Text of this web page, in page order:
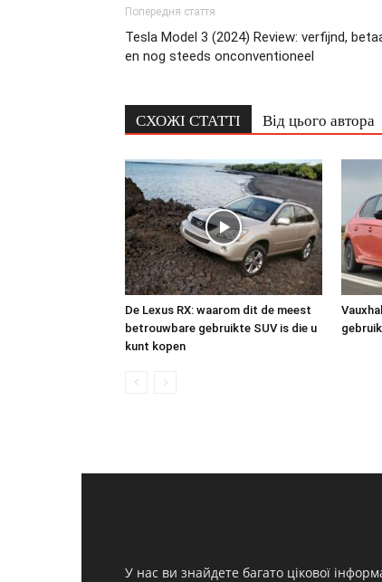
Попередня стаття
Tesla Model 3 (2024) Review: verfijnd,
en nog steeds onconventioneel
СХОЖІ СТАТТІ Від цього автора
De Lexus RX: waarom dit de meest
betrouwbare gebruikte SUV is die u
kunt kopen
У нас ви знайдете багато цікової